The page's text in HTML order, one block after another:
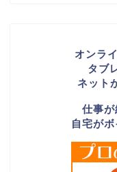
オンラ
タブ
ネット
仕事が
自宅が